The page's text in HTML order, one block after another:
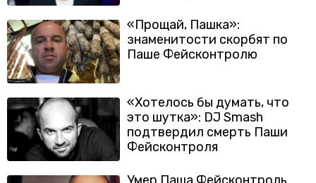
«Прощай, Пашка»:
знаменитости скорбят по
Паше Фейсконтролю
«Хотелось бы думать, что
это шутка»: DJ Smash
подтвердил смерть Паши
Фейсконтроля